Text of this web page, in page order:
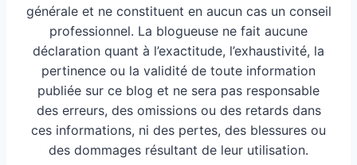
générale et ne constituent en aucun cas un conseil
professionnel. La blogueuse ne fait aucune
déclaration quant à l’exactitude, l’exhaustivité, la
pertinence ou la validité de toute information
publiée sur ce blog et ne sera pas responsable
des erreurs, des omissions ou des retards dans
ces informations, ni des pertes, des blessures ou
des dommages résultant de leur utilisation.